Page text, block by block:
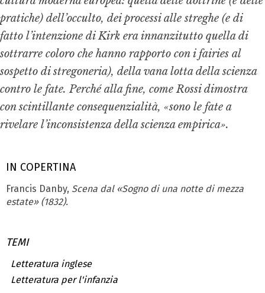
IN COPERTINA
Francis Danby, Scena dal «Sogno di una notte di mezza
estate» (1832).
TEMI
Letteratura inglese
Letteratura per l'infanzia
pratiche) dell’occulto, dei processi alle streghe (e di
fatto l’intenzione di Kirk era innanzitutto quella di
sottrarre coloro che hanno rapporto con i fairies al
sospetto di stregoneria), della vana lotta della scienza
contro le fate. Perché alla fine, come Rossi dimostra
con scintillante consequenzialità, «sono le fate a
rivelare l’inconsistenza della scienza empirica».